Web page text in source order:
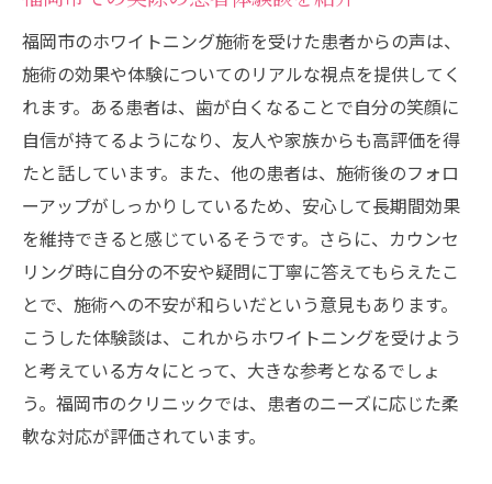
福岡市のホワイトニング施術を受けた患者からの声は、
施術の効果や体験についてのリアルな視点を提供してく
れます。ある患者は、歯が白くなることで自分の笑顔に
自信が持てるようになり、友人や家族からも高評価を得
たと話しています。また、他の患者は、施術後のフォロ
ーアップがしっかりしているため、安心して長期間効果
を維持できると感じているそうです。さらに、カウンセ
リング時に自分の不安や疑問に丁寧に答えてもらえたこ
とで、施術への不安が和らいだという意見もあります。
こうした体験談は、これからホワイトニングを受けよう
と考えている方々にとって、大きな参考となるでしょ
う。福岡市のクリニックでは、患者のニーズに応じた柔
軟な対応が評価されています。